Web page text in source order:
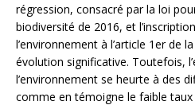
régression, consacré par la loi
biodiversité de 2016, et
l’environnement à l’article 1er de
évolution significative. Toutefois,
l’environnement se heurte à des
comme en témoigne le faible